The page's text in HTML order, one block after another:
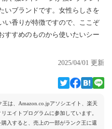
いブランドです。女性らしさを
い香りが特徴ですので、ここぞ
すすめのものから使いたいシー
2025/04/01 更新
王は、Amazon.co.jpアソシエイト、楽天
エイトプログラムに参加しています。
入すると、売上の一部がランク王に還